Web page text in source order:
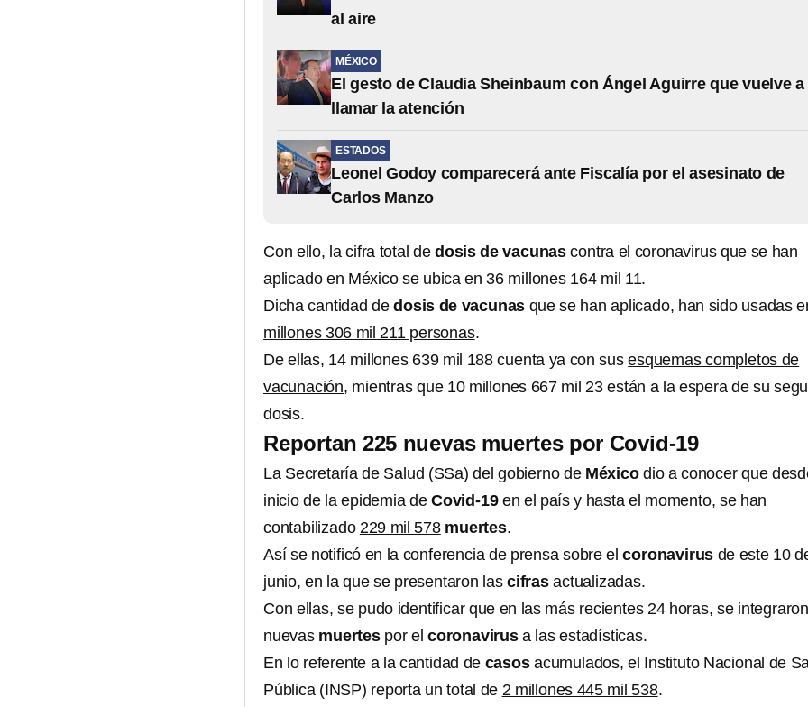
al aire
MÉXICO
El gesto de Claudia Sheinbaum con Ángel Aguirre que vuelve a
llamar la atención
ESTADOS
Leonel Godoy comparecerá ante Fiscalía por el asesinato de
Carlos Manzo
Con ello, la cifra total de dosis de vacunas contra el coronavirus que se han
aplicado en México se ubica en 36 millones 164 mil 11.
Dicha cantidad dedosis de vacunas que se han aplicado, han sido usadas
millones 306 mil 211 personas.
De ellas, 14 millones 639 mil 188 cuenta ya con susesquemas completos de
vacunación, mientras que 10 millones 667 mil 23 están a la espera de su
dosis.
Reportan 225 nuevas muertes por Covid-19
La Secretaría de Salud (SSa) del gobierno de Méxicodio a conocer que
inicio de la epidemia deCovid-19en el país y hasta el momento, se han
contabilizado 229 mil 578 muertes.
Así se notificó en la conferencia de prensa sobre elcoronavirus de este 10
junio, en la que se presentaron lascifrasactualizadas.
Con ellas, se pudo identificar que en las más recientes 24 horas, se
nuevas muertespor elcoronavirusa las estadísticas.
En lo referente a la cantidad de casosacumulados, el Instituto Nacional de
Pública (INSP) reporta un total de 2 millones 445 mil 538.